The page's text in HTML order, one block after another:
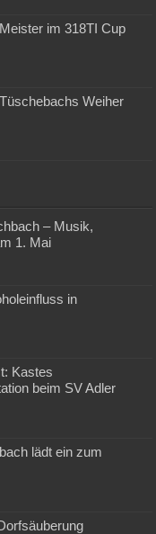
im 318TI Cup
Weiher
– Musik,
1. Mai
in
Kastes
beim SV Adler
lädt ein zum